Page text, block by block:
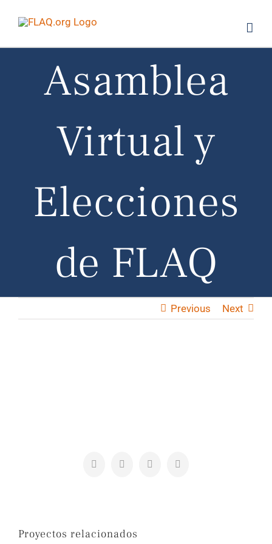
contenido
Asamblea
Virtual y
Elecciones
de FLAQ
Previous Next
FacebookTwitterLinkedInCorreo
Proyectos relacionados